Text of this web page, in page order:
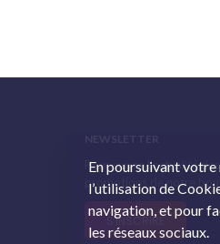
Pour suivre l’actualité
promotions de notre
S'INSCRIRE
En poursuivant
l’utilisation de
navigation, et pour
les réseaux sociaux.